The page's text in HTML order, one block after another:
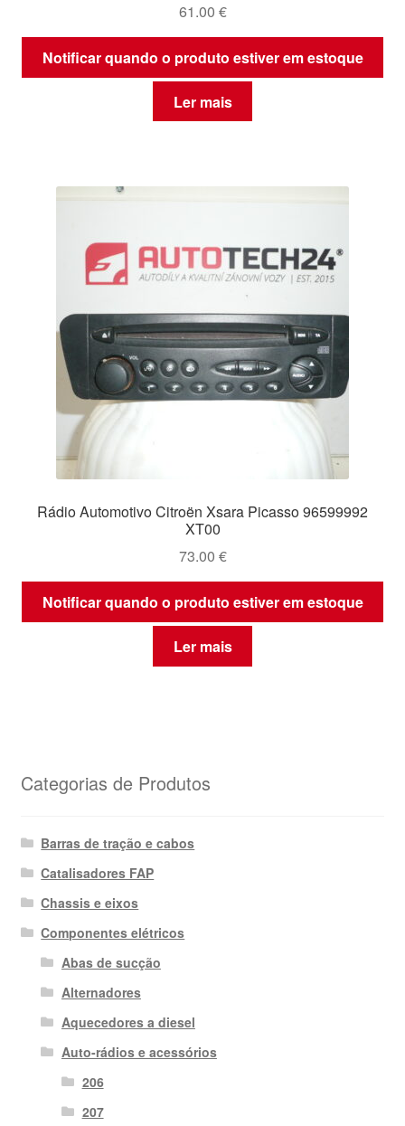
61.00 €
Notificar quando o produto estiver em estoque
Ler mais
Rádio Automotivo Citroën Xsara Picasso 96599992
XT00
73.00 €
Notificar quando o produto estiver em estoque
Ler mais
Categorias de Produtos
Barras de tração e cabos
Catalisadores FAP
Chassis e eixos
Componentes elétricos
Abas de sucção
Alternadores
Aquecedores a diesel
Auto-rádios e acessórios
206
207